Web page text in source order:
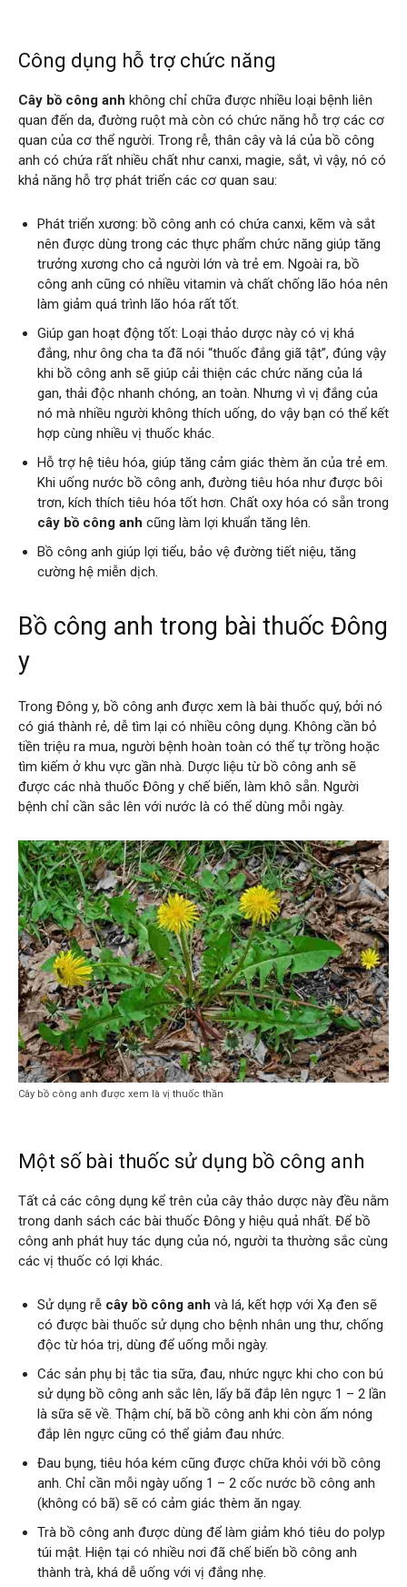
Công dụng hỗ trợ chức năng
Cây bồ công anh không chỉ chữa được nhiều loại bệnh liên
quan đến da, đường ruột mà còn có chức năng hỗ trợ các cơ
quan của cơ thể người. Trong rễ, thân cây và lá của bồ công
anh có chứa rất nhiều chất như canxi, magie, sắt, vì vậy, nó có
khả năng hỗ trợ phát triển các cơ quan sau:
Phát triển xương: bồ công anh có chứa canxi, kẽm và sắt
nên được dùng trong các thực phẩm chức năng giúp tăng
trưởng xương cho cả người lớn và trẻ em. Ngoài ra, bồ
công anh cũng có nhiều vitamin và chất chống lão hóa nên
làm giảm quá trình lão hóa rất tốt.
Giúp gan hoạt động tốt: Loại thảo dược này có vị khá
đắng, như ông cha ta đã nói “thuốc đắng giã tật”, đúng vậy
khi bồ công anh sẽ giúp cải thiện các chức năng của lá
gan, thải độc nhanh chóng, an toàn. Nhưng vì vị đắng của
nó mà nhiều người không thích uống, do vậy bạn có thể kết
hợp cùng nhiều vị thuốc khác.
Hỗ trợ hệ tiêu hóa, giúp tăng cảm giác thèm ăn của trẻ em.
Khi uống nước bồ công anh, đường tiêu hóa như được bôi
trơn, kích thích tiêu hóa tốt hơn. Chất oxy hóa có sẵn trong
cây bồ công anh cũng làm lợi khuẩn tăng lên.
Bồ công anh giúp lợi tiểu, bảo vệ đường tiết niệu, tăng
cường hệ miễn dịch.
Bồ công anh trong bài thuốc Đông
y
Trong Đông y, bồ công anh được xem là bài thuốc quý, bởi nó
có giá thành rẻ, dễ tìm lại có nhiều công dụng. Không cần bỏ
tiền triệu ra mua, người bệnh hoàn toàn có thể tự trồng hoặc
tìm kiếm ở khu vực gần nhà. Dược liệu từ bồ công anh sẽ
được các nhà thuốc Đông y chế biến, làm khô sẵn. Người
bệnh chỉ cần sắc lên với nước là có thể dùng mỗi ngày.
Cây bồ công anh được xem là vị thuốc thần
Một số bài thuốc sử dụng bồ công anh
Tất cả các công dụng kể trên của cây thảo dược này đều nằm
trong danh sách các bài thuốc Đông y hiệu quả nhất. Để bồ
công anh phát huy tác dụng của nó, người ta thường sắc cùng
các vị thuốc có lợi khác.
Sử dụng rễ cây bồ công anh và lá, kết hợp với Xạ đen sẽ
có được bài thuốc sử dụng cho bệnh nhân ung thư, chống
độc từ hóa trị, dùng để uống mỗi ngày.
Các sản phụ bị tắc tia sữa, đau, nhức ngực khi cho con bú
sử dụng bồ công anh sắc lên, lấy bã đắp lên ngực 1 – 2 lần
là sữa sẽ về. Thậm chí, bã bồ công anh khi còn ấm nóng
đắp lên ngực cũng có thể giảm đau nhức.
Đau bụng, tiêu hóa kém cũng được chữa khỏi với bồ công
anh. Chỉ cần mỗi ngày uống 1 – 2 cốc nước bồ công anh
(không có bã) sẽ có cảm giác thèm ăn ngay.
Trà bồ công anh được dùng để làm giảm khó tiêu do polyp
túi mật. Hiện tại có nhiều nơi đã chế biến bồ công anh
thành trà, khá dễ uống với vị đắng nhẹ.